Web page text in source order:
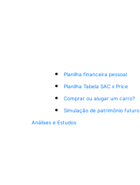
Planilha financeira pessoal
Planilha Tabela SAC x Price
Comprar ou alugar um carro?
Simulação de patrimônio futuro
Análises e Estudos